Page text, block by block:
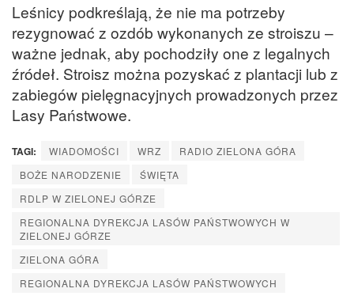
Leśnicy podkreślają, że nie ma potrzeby
rezygnować z ozdób wykonanych ze stroiszu –
ważne jednak, aby pochodziły one z legalnych
źródeł. Stroisz można pozyskać z plantacji lub z
zabiegów pielęgnacyjnych prowadzonych przez
Lasy Państwowe.
TAGI: WIADOMOŚCI WRZ
RADIO ZIELONA GÓRA
BOŻE NARODZENIE
ŚWIĘTA
RDLP W ZIELONEJ GÓRZE
REGIONALNA DYREKCJA LASÓW PAŃSTWOWYCH W
ZIELONEJ GÓRZE
ZIELONA GÓRA
REGIONALNA DYREKCJA LASÓW PAŃSTWOWYCH